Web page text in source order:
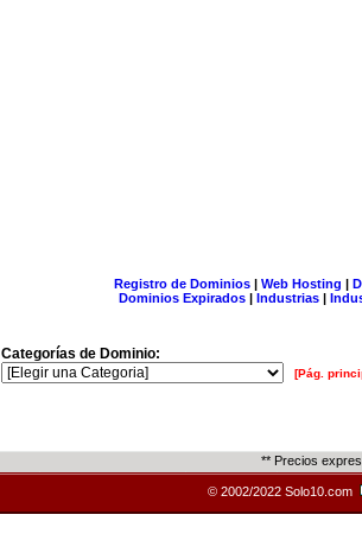
Registro de Dominios| Web Hosting |
Dominios Expirados | Industrias |
Categorías de Dominio:
[Pág.
** Precios
© 2002/2022 Solo10.com